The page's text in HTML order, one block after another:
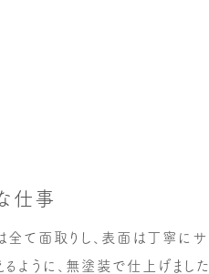
仕事
て面取りし、表面は丁寧に
ように、無塗装で仕上げました